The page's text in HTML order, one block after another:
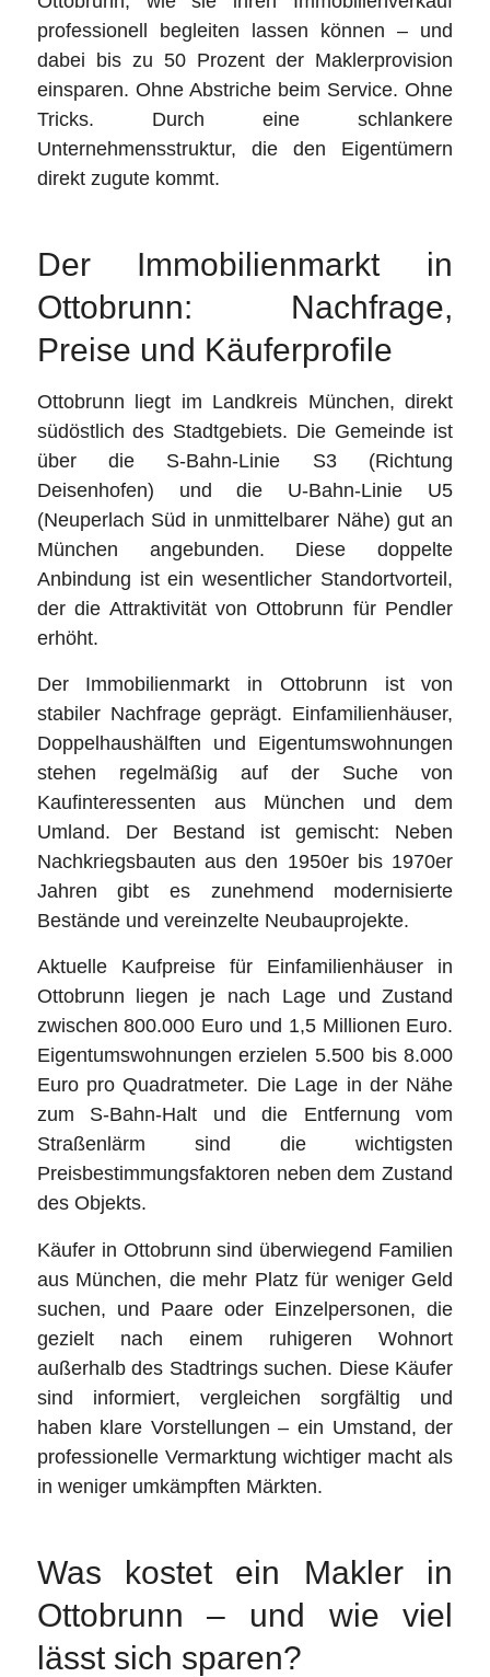
professionell begleiten lassen können – und
dabei bis zu 50 Prozent der Maklerprovision
einsparen. Ohne Abstriche beim Service. Ohne
Tricks. Durch eine schlankere
Unternehmensstruktur, die den Eigentümern
direkt zugute kommt.
Der Immobilienmarkt in
Ottobrunn: Nachfrage,
Preise und Käuferprofile
Ottobrunn liegt im Landkreis München, direkt
südöstlich des Stadtgebiets. Die Gemeinde ist
über die S-Bahn-Linie S3 (Richtung
Deisenhofen) und die U-Bahn-Linie U5
(Neuperlach Süd in unmittelbarer Nähe) gut an
München angebunden. Diese doppelte
Anbindung ist ein wesentlicher Standortvorteil,
der die Attraktivität von Ottobrunn für Pendler
erhöht.
Der Immobilienmarkt in Ottobrunn ist von
stabiler Nachfrage geprägt. Einfamilienhäuser,
Doppelhaushälften und Eigentumswohnungen
stehen regelmäßig auf der Suche von
Kaufinteressenten aus München und dem
Umland. Der Bestand ist gemischt: Neben
Nachkriegsbauten aus den 1950er bis 1970er
Jahren gibt es zunehmend modernisierte
Bestände und vereinzelte Neubauprojekte.
Aktuelle Kaufpreise für Einfamilienhäuser in
Ottobrunn liegen je nach Lage und Zustand
zwischen 800.000 Euro und 1,5 Millionen Euro.
Eigentumswohnungen erzielen 5.500 bis 8.000
Euro pro Quadratmeter. Die Lage in der Nähe
zum S-Bahn-Halt und die Entfernung vom
Straßenlärm sind die wichtigsten
Preisbestimmungsfaktoren neben dem Zustand
des Objekts.
Käufer in Ottobrunn sind überwiegend Familien
aus München, die mehr Platz für weniger Geld
suchen, und Paare oder Einzelpersonen, die
gezielt nach einem ruhigeren Wohnort
außerhalb des Stadtrings suchen. Diese Käufer
sind informiert, vergleichen sorgfältig und
haben klare Vorstellungen – ein Umstand, der
professionelle Vermarktung wichtiger macht als
in weniger umkämpften Märkten.
Was kostet ein Makler in
Ottobrunn – und wie viel
lässt sich sparen?